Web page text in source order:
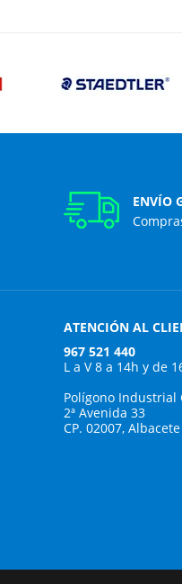
ENVÍO
ATENCIÓN AL
967 521 440
L a V 8 a 14h y de
Polígono Industrial
2ª Avenida 33
CP. 02007, Albacete